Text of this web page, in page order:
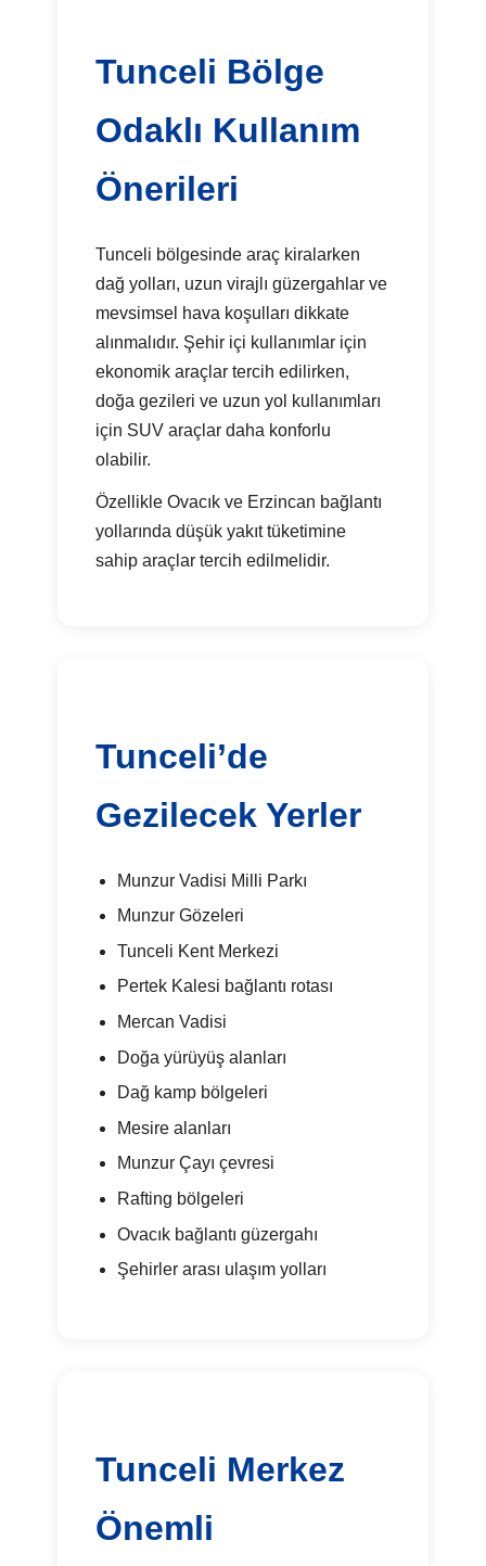
Tunceli Bölge
Odaklı Kullanım
Önerileri
Tunceli bölgesinde araç kiralarken
dağ yolları, uzun virajlı güzergahlar ve
mevsimsel hava koşulları dikkate
alınmalıdır. Şehir içi kullanımlar için
ekonomik araçlar tercih edilirken,
doğa gezileri ve uzun yol kullanımları
için SUV araçlar daha konforlu
olabilir.
Özellikle Ovacık ve Erzincan bağlantı
yollarında düşük yakıt tüketimine
sahip araçlar tercih edilmelidir.
Tunceli’de
Gezilecek Yerler
Munzur Vadisi Milli Parkı
Munzur Gözeleri
Tunceli Kent Merkezi
Pertek Kalesi bağlantı rotası
Mercan Vadisi
Doğa yürüyüş alanları
Dağ kamp bölgeleri
Mesire alanları
Munzur Çayı çevresi
Rafting bölgeleri
Ovacık bağlantı güzergahı
Şehirler arası ulaşım yolları
Tunceli Merkez
Önemli